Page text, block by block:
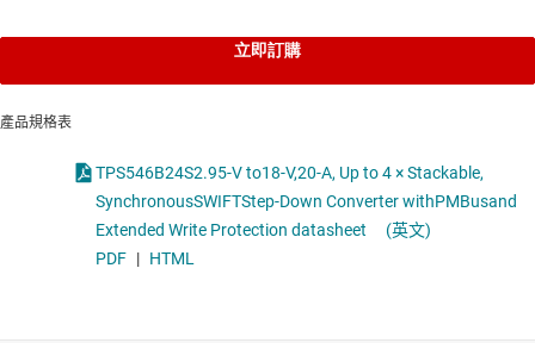
立即訂購
產品規格表
TPS546B24S2.95-V to18-V,20-A, Up to 4 × Stackable,
SynchronousSWIFTStep-Down Converter withPMBusand
Extended Write Protection datasheet
(英文)
PDF | HTML